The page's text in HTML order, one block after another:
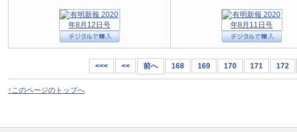
<<< << 前へ 168 169 170 171 172
↑このページのトップへ